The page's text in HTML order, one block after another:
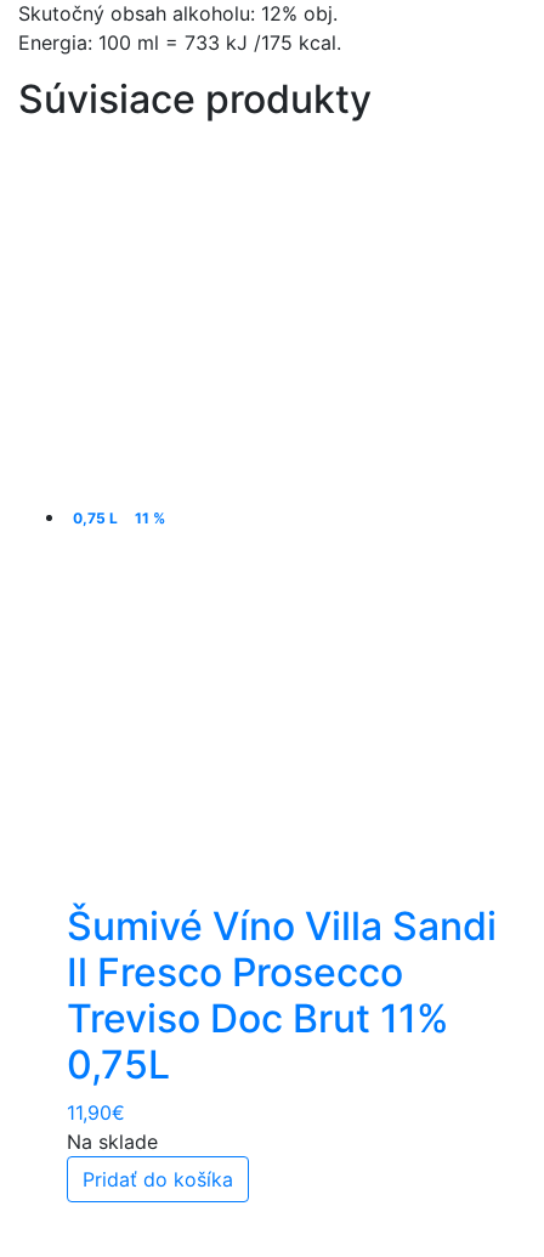
Skutočný obsah alkoholu: 12% obj.
Energia: 100 ml = 733 kJ /175 kcal.
Súvisiace produkty
0,75 L 11 %
Šumivé Víno Villa Sandi
Il Fresco Prosecco
Treviso Doc Brut 11%
0,75L
11,90€
Na sklade
Pridať do košíka